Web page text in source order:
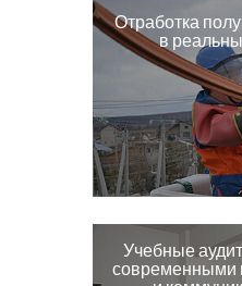
Отработка
в
Учебные
современными